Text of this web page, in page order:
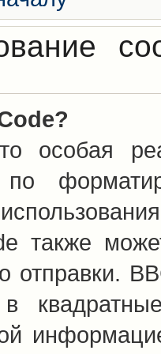
особая
по
также
отправки.
в